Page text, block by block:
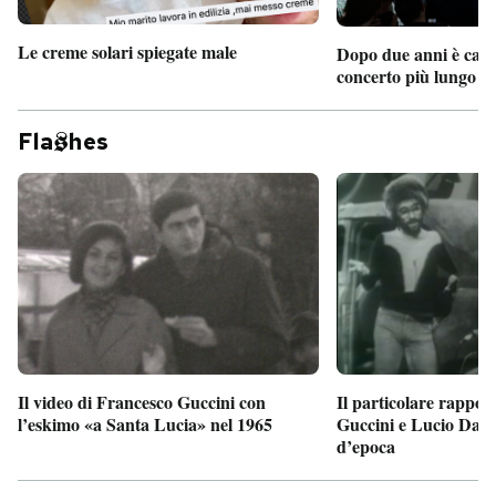
Le creme solari spiegate male
Dopo due anni è
concerto più lungo
Fla hes
Il video di Francesco Guccini con
l’eskimo «a Santa Lucia» nel 1965
Il particolare
Guccini e Lucio
d’epoca